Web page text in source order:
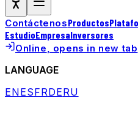
ContáctenosProductos
EstudioEmpresaInversores
Online, opens in new tab
LANGUAGE
ENESFRDERU